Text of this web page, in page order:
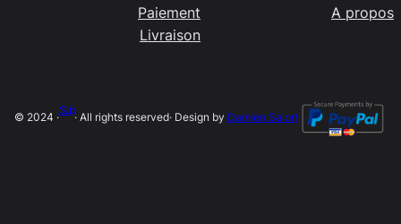
Paiement
Livraison
A propos
© 2024 ·
SLip
· All rights reserved· Design by Damien Salort